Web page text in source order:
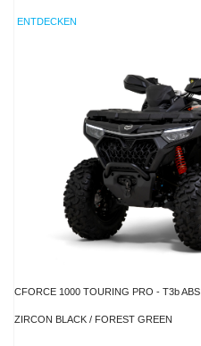
ENTDECKEN
CFORCE 1000 TOURING PRO - T3b ABS
ZIRCON BLACK / FOREST GREEN